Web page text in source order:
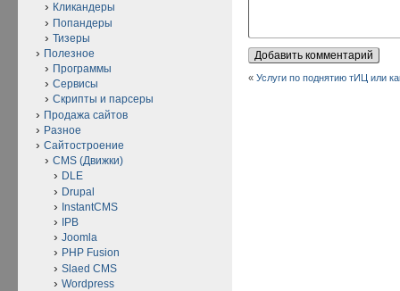
«Услуги по поднятию тИЦ или
Кликандеры
Попандеры
Тизеры
Полезное
Программы
Сервисы
Скрипты и парсеры
Продажа сайтов
Разное
Сайтостроение
CMS (Движки)
DLE
Drupal
InstantCMS
IPB
Joomla
PHP Fusion
Slaed CMS
Wordpress